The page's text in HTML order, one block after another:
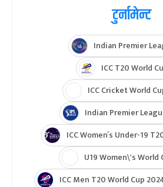
टुर्नामेन्ट
Indian Premier
ICC T20 World
ICC Cricket World
Indian Premier
ICC Women’s Under-19
U19 Women\'s World
ICC Men T20 World Cup